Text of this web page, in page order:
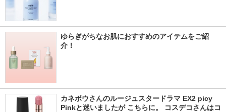
ゆらぎがちなお肌におすすめのアイテムをご紹
介！
カネボウさんのルージュスタードラマ EX2 picy
Pinkと迷いましたが こちらに。 コスデコさんはコ